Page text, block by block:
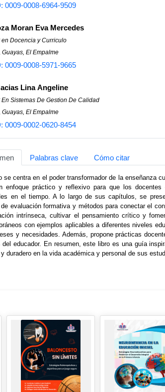
0009-0008-6964-9509
Moran Eva Mercedes
en Docencia y Curriculo
Guayas, El Empalme
0009-0008-5971-9665
Lina Angeline
En Sistemas De Gestion De Calidad
Guayas, El Empalme
0009-0002-0620-8454
Palabras clave Cómo citar
se centra en el poder transformador de la enseñanza
enfoque práctico y reflexivo para que los
en el tiempo. A lo largo de sus capítulos, se
evaluación formativa y métodos para conectar el
intrínseca, cultivar el pensamiento crítico y
con ejemplos aplicables a diferentes niveles
y necesidades. Además, propone prácticas
del educador. En resumen, este libro es una guía
y duradero en la vida académica y personal de sus